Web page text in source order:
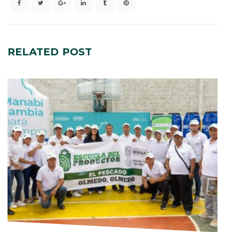
RELATED POST